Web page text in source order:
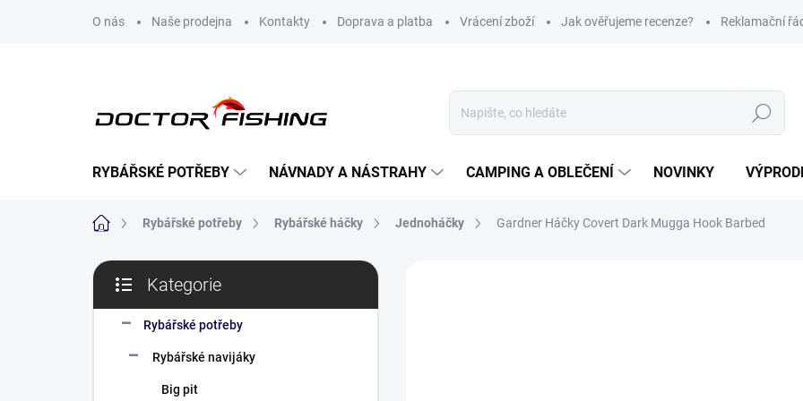
O nás Naše prodejna Kontakty Doprava a platba Vrácení zboží Jak ověřujeme recenze? Reklamační
Hledat
RYBÁŘSKÉ POTŘEBY NÁVNADY A NÁSTRAHY CAMPING A OBLEČENÍ NOVINKY
Domů Rybářské potřeby Rybářské háčky Jednoháčky Gardner Háčky Covert Dark Mugga Hook Barbed
P
s
kategorie
Kategorie
Rybářské potřeby
Rybářské navijáky
Big pit